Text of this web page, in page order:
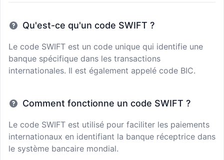
Qu'est-ce qu'un code SWIFT ?
Le code SWIFT est un code unique qui identifie une
banque spécifique dans les transactions
internationales. Il est également appelé code BIC.
Comment fonctionne un code SWIFT ?
Le code SWIFT est utilisé pour faciliter les paiements
internationaux en identifiant la banque réceptrice dans
le système bancaire mondial.